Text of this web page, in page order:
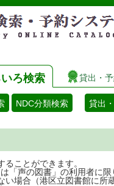
ろ検索 貸出・
NDC分類検索 貸出
ことができます。
「声の図書」の利用者に限
い場合（港区立図書館に所